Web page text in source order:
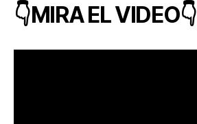
👇MIRA EL VIDEO👇